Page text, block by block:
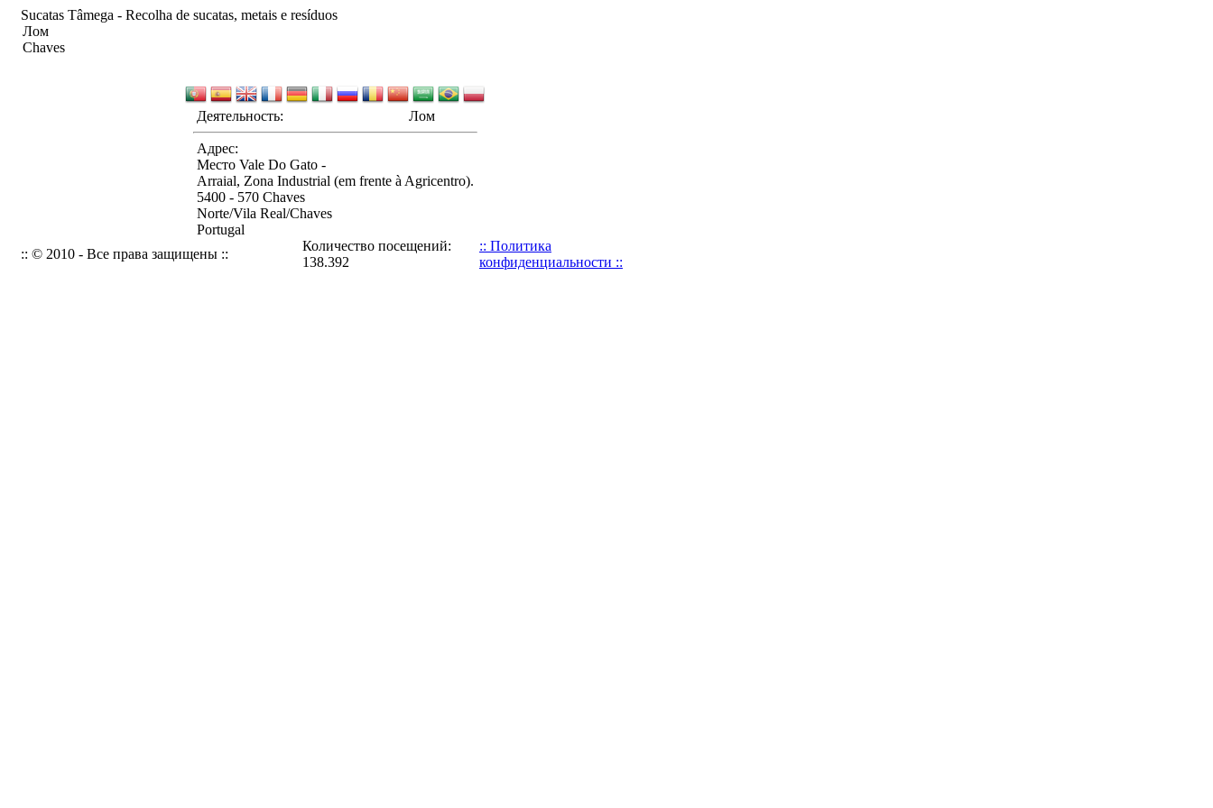
Sucatas Tâmega - Recolha de sucatas, metais e resíduos
Лом
Chaves
Деятельность: Лом
Адрес:
Место Vale Do Gato -
Arraial, Zona Industrial (em frente à Agricentro).
5400 - 570 Chaves
Norte/Vila Real/Chaves
Portugal
:: © 2010 - Все права защищены ::
Количество посещений:
138.392
:: Политика
конфиденциальности ::